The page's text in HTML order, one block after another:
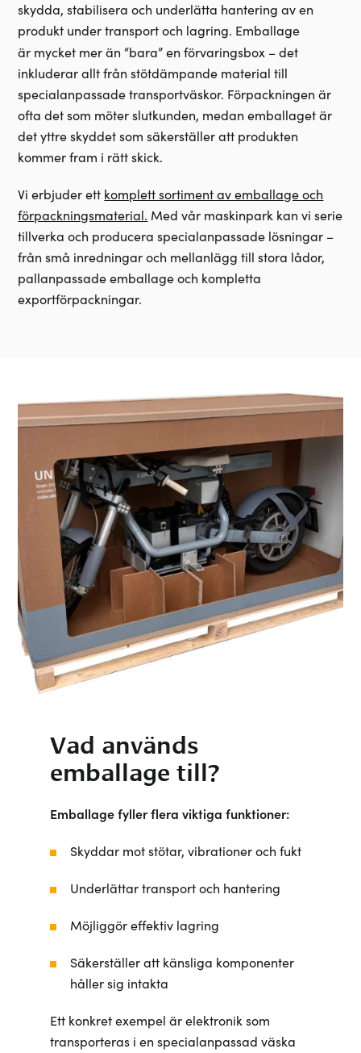
skydda, stabilisera och underlätta hantering av en
produkt under transport och lagring. Emballage
är mycket mer än “bara” en förvaringsbox – det
inkluderar allt från stötdämpande material till
specialanpassade transportväskor. Förpackningen är
ofta det som möter slutkunden, medan emballaget är
det yttre skyddet som säkerställer att produkten
kommer fram i rätt skick.
Vi erbjuder ett komplett sortiment av emballage och
förpackningsmaterial. Med vår maskinpark kan vi serie
tillverka och producera specialanpassade lösningar –
från små inredningar och mellanlägg till stora lådor,
pallanpassade emballage och kompletta
exportförpackningar.
Vad används
emballage till?
Emballage fyller flera viktiga funktioner:
Skyddar mot stötar, vibrationer och fukt
Underlättar transport och hantering
Möjliggör effektiv lagring
Säkerställer att känsliga komponenter
håller sig intakta
Ett konkret exempel är elektronik som
transporteras i en specialanpassad väska